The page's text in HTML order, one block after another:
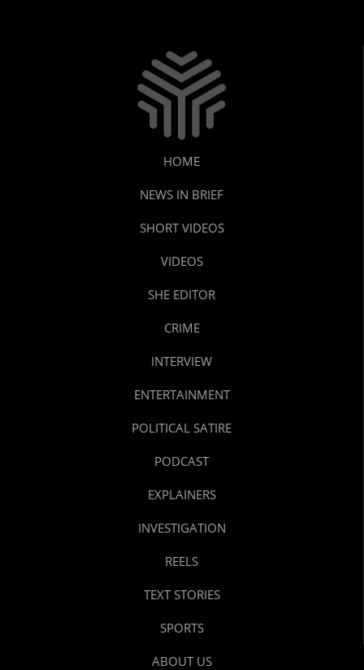
HOME
NEWS IN BRIEF
SHORT VIDEOS
VIDEOS
SHE EDITOR
CRIME
INTERVIEW
ENTERTAINMENT
POLITICAL SATIRE
PODCAST
EXPLAINERS
INVESTIGATION
REELS
TEXT STORIES
SPORTS
ABOUT US